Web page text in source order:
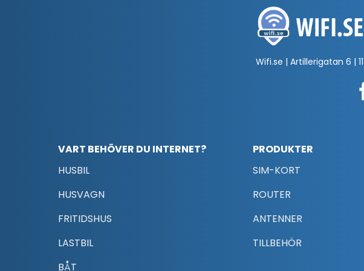
Wifi.se | Artillerigatan 6 |
VART BEHÖVER DU INTERNET?
HUSBIL
HUSVAGN
FRITIDSHUS
LASTBIL
BÅT
PRODUKTER
SIM-KORT
ROUTER
ANTENNER
TILLBEHÖR